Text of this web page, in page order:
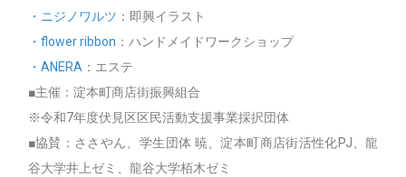
・ニジノワルツ ：即興イラスト
・flower ribbon ：ハンドメイドワークショップ
・ANERA：エステ
■主催：淀本町商店街振興組合
※令和7年度伏見区区民活動支援事業採択団体
■協賛：ささやん、学生団体 暁、淀本町商店街活性化PJ、龍
谷大学井上ゼミ、龍谷大学栢木ゼミ